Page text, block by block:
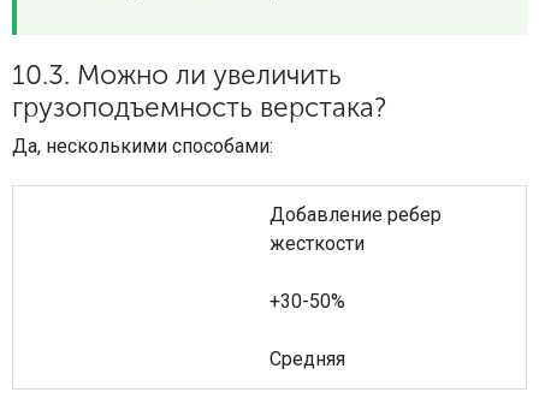
10.3. Можно ли увеличить
грузоподъемность верстака?
Да, несколькими способами:
Добавление ребер
жесткости
+30-50%
Средняя